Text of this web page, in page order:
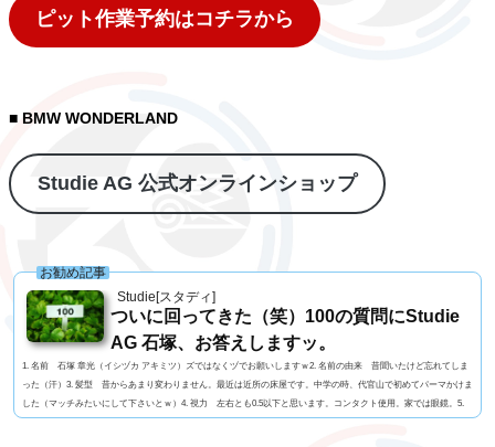
ピット作業予約はコチラから
■ BMW WONDERLAND
Studie AG 公式オンラインショップ
Studie[スタディ]
お勧め記事
ついに回ってきた（笑）100の質問にStudie
AG 石塚、お答えしますッ。
1. 名前 石塚 章光（イシヅカ アキミツ）ズではなくヅでお願いしますｗ2. 名前の由来 昔聞いたけど忘れてしま
った（汗）3. 髪型 昔からあまり変わりません。最近は近所の床屋です。中学の時、代官山で初めてパーマかけま
した（マッチみたいにして下さいとｗ）4. 視力 左右とも0.5以下と思います。コンタクト使用。家では眼鏡。5.